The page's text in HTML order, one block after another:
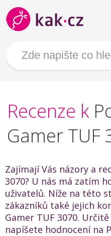
Recenze k
Gamer TUF
Zajímají Vás názory a
3070? U nás má zatím
uživatelů. Níže na této
zákazníků také jejich
Gamer TUF 3070.
napíšete hodnocení na